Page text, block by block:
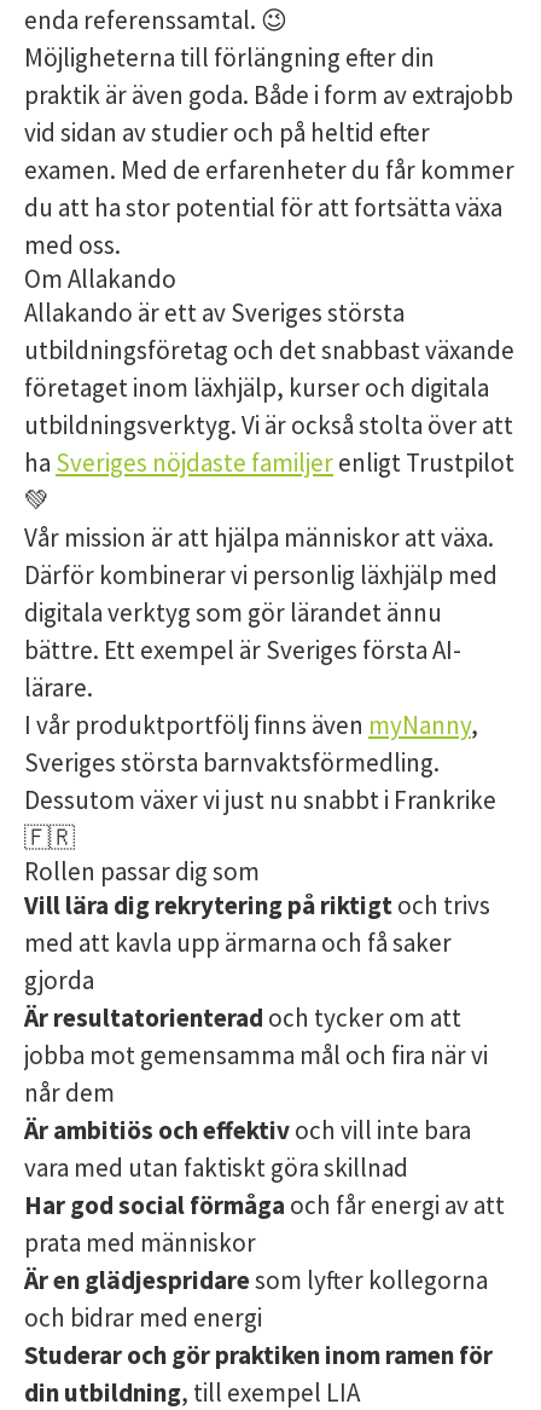
enda referenssamtal. 😉
Möjligheterna till förlängning efter din
praktik är även goda. Både i form av extrajobb
vid sidan av studier och på heltid efter
examen. Med de erfarenheter du får kommer
du att ha stor potential för att fortsätta växa
med oss.
Om Allakando
Allakando är ett av Sveriges största
utbildningsföretag och det snabbast växande
företaget inom läxhjälp, kurser och digitala
utbildningsverktyg. Vi är också stolta över att
ha Sveriges nöjdaste familjerenligt Trustpilot
💚
Vår mission är att hjälpa människor att växa.
Därför kombinerar vi personlig läxhjälp med
digitala verktyg som gör lärandet ännu
bättre. Ett exempel är Sveriges första AI-
lärare.
I vår produktportfölj finns även myNanny,
Sveriges största barnvaktsförmedling.
Dessutom växer vi just nu snabbt i Frankrike
🇫🇷
Rollen passar dig som
Vill lära dig rekrytering på riktigtoch trivs
med att kavla upp ärmarna och få saker
gjorda
Är resultatorienterad och tycker om att
jobba mot gemensamma mål och fira när vi
når dem
Är ambitiös och effektivoch vill inte bara
vara med utan faktiskt göra skillnad
Har god social förmåga och får energi av att
prata med människor
Är en glädjespridaresom lyfter kollegorna
och bidrar med energi
Studerar och gör praktiken inom ramen för
din utbildning, till exempel LIA